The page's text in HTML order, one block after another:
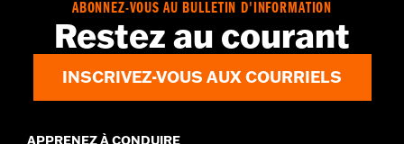
ABONNEZ-VOUS AU BULLETIN D'INFORMATION
Restez au courant
INSCRIVEZ-VOUS AUX COURRIELS
APPRENEZ À CONDUIRE